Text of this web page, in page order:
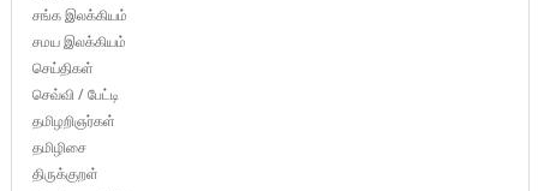
சங்க இலக்கியம்
சமய இலக்கியம்
செய்திகள்
செவ்வி / பேட்டி
தமிழறிஞர்கள்
தமிழிசை
திருக்குறள்